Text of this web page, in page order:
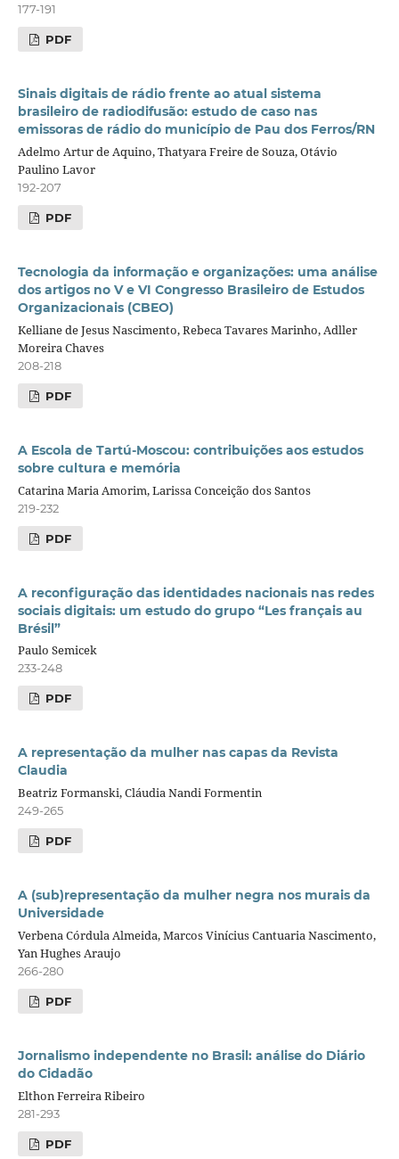
177-191
PDF
Sinais digitais de rádio frente ao atual sistema
brasileiro de radiodifusão: estudo de caso nas
emissoras de rádio do município de Pau dos Ferros/RN
Adelmo Artur de Aquino, Thatyara Freire de Souza, Otávio
Paulino Lavor
192-207
PDF
Tecnologia da informação e organizações: uma análise
dos artigos no V e VI Congresso Brasileiro de Estudos
Organizacionais (CBEO)
Kelliane de Jesus Nascimento, Rebeca Tavares Marinho, Adller
Moreira Chaves
208-218
PDF
A Escola de Tartú-Moscou: contribuições aos estudos
sobre cultura e memória
Catarina Maria Amorim, Larissa Conceição dos Santos
219-232
PDF
A reconfiguração das identidades nacionais nas redes
sociais digitais: um estudo do grupo “Les français au
Brésil”
Paulo Semicek
233-248
PDF
A representação da mulher nas capas da Revista
Claudia
Beatriz Formanski, Cláudia Nandi Formentin
249-265
PDF
A (sub)representação da mulher negra nos murais da
Universidade
Verbena Córdula Almeida, Marcos Vinícius Cantuaria Nascimento,
Yan Hughes Araujo
266-280
PDF
Jornalismo independente no Brasil: análise do Diário
do Cidadão
Elthon Ferreira Ribeiro
281-293
PDF